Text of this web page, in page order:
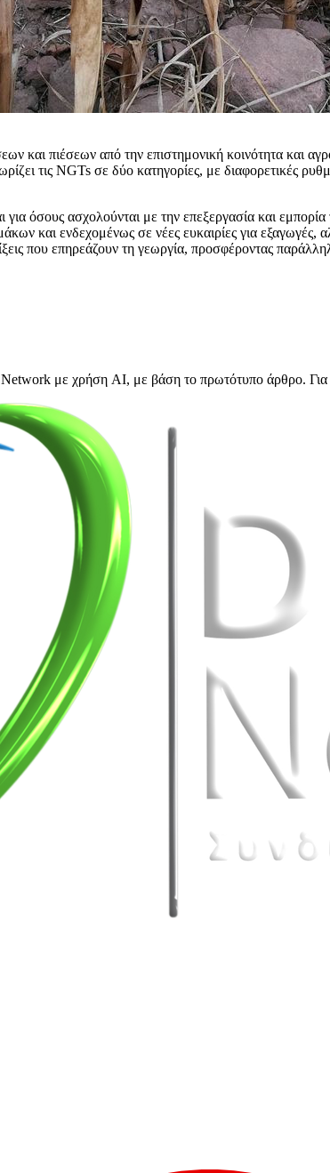
και πιέσεων από την επιστημονική κοινότητα και
τις NGTs σε δύο κατηγορίες, με διαφορετικές
όσους ασχολούνται με την επεξεργασία και
και ενδεχομένως σε νέες ευκαιρίες για εξαγωγές,
που επηρεάζουν τη γεωργία, προσφέροντας
με χρήση AI, με βάση το πρωτότυπο άρθρο. Για